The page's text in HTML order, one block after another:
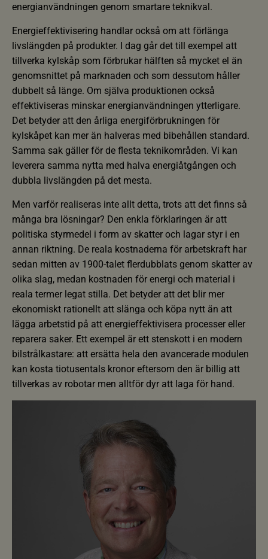
energianvändningen genom smartare teknikval.
Energieffektivisering handlar också om att förlänga
livslängden på produkter. I dag går det till exempel att
tillverka kylskåp som förbrukar hälften så mycket el än
genomsnittet på marknaden och som dessutom håller
dubbelt så länge. Om själva produktionen också
effektiviseras minskar energianvändningen ytterligare.
Det betyder att den årliga energiförbrukningen för
kylskåpet kan mer än halveras med bibehållen standard.
Samma sak gäller för de flesta teknikområden. Vi kan
leverera samma nytta med halva energiåtgången och
dubbla livslängden på det mesta.
Men varför realiseras inte allt detta, trots att det finns så
många bra lösningar? Den enkla förklaringen är att
politiska styrmedel i form av skatter och lagar styr i en
annan riktning. De reala kostnaderna för arbetskraft har
sedan mitten av 1900-talet flerdubblats genom skatter av
olika slag, medan kostnaden för energi och material i
reala termer legat stilla. Det betyder att det blir mer
ekonomiskt rationellt att slänga och köpa nytt än att
lägga arbetstid på att energieffektivisera processer eller
reparera saker. Ett exempel är ett stenskott i en modern
bilstrålkastare: att ersätta hela den avancerade modulen
kan kosta tiotusentals kronor eftersom den är billig att
tillverkas av robotar men alltför dyr att laga för hand.